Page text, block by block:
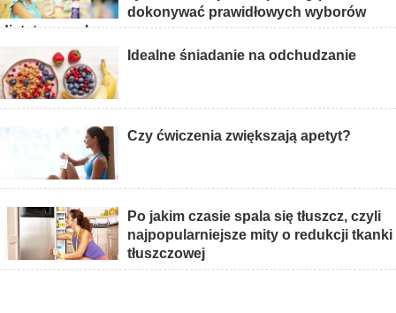
dokonywać prawidłowych wyborów
dietetycznych
Idealne śniadanie na odchudzanie
Czy ćwiczenia zwiększają apetyt?
Po jakim czasie spala się tłuszcz, czyli
najpopularniejsze mity o redukcji tkanki
tłuszczowej